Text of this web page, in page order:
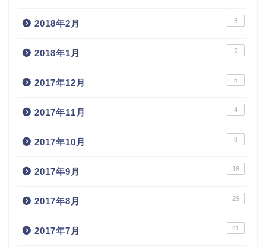
2018年2月 6
2018年1月 5
2017年12月 5
2017年11月 4
2017年10月 8
2017年9月 16
2017年8月 29
2017年7月 41